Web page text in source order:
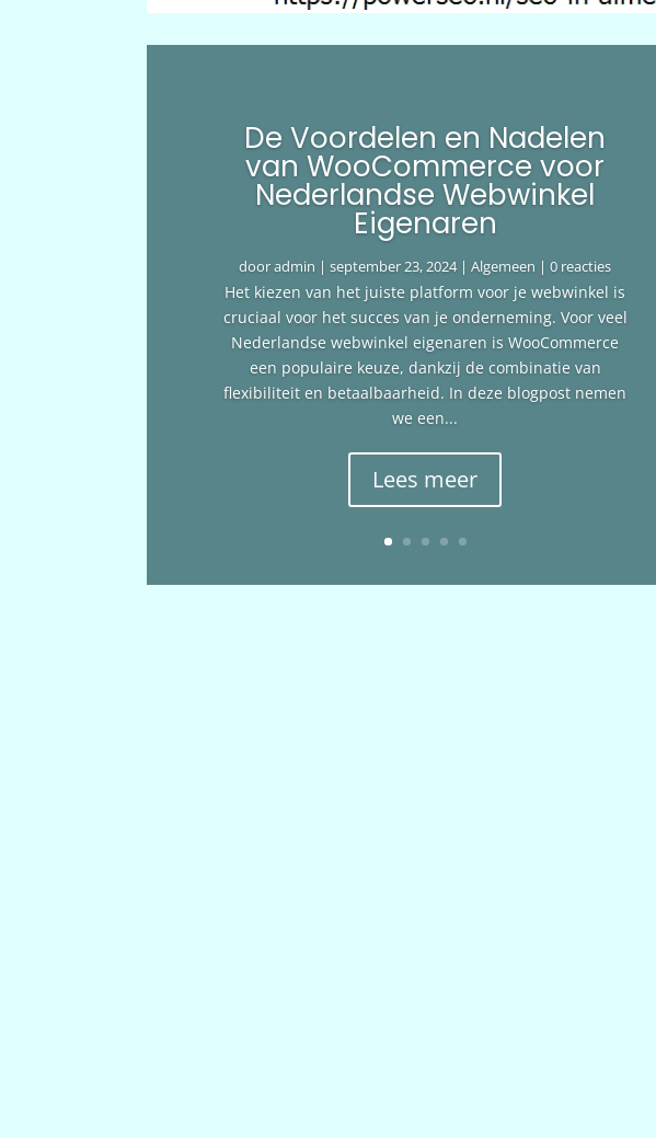
De Voordelen en Nadelen
van WooCommerce voor
Nederlandse Webwinkel
Eigenaren
dooradmin |september 23, 2024|Algemeen | 0 reacties
Het kiezen van het juiste platform voor je webwinkel is
cruciaal voor het succes van je onderneming. Voor veel
Nederlandse webwinkel eigenaren is WooCommerce
een populaire keuze, dankzij de combinatie van
flexibiliteit en betaalbaarheid. In deze blogpost nemen
we een...
Lees meer